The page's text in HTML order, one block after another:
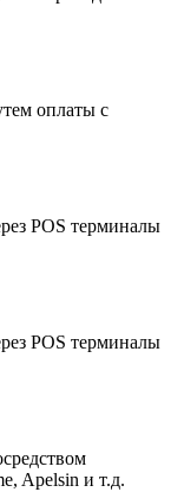
оплаты с
POS терминалы
POS терминалы
Apelsin и т.д.